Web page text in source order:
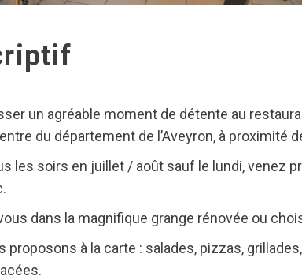
un agréable moment de détente au
du département de l’Aveyron, à proximité
les soirs en juillet / août sauf le lundi, venez
dans la magnifique grange rénovée ou
proposons à la carte : salades, pizzas,